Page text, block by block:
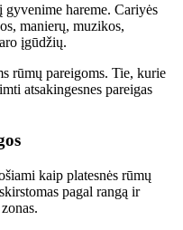
hareme. Cariyės
manierų, muzikos,
įgūdžių.
rūmų pareigoms. Tie, kurie
atsakingesnes pareigas
kaip platesnės rūmų
pagal rangą ir